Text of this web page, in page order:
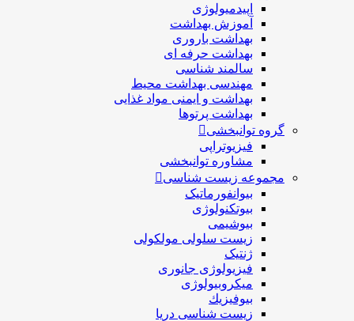
اپیدمیولوژی
آموزش بهداشت
بهداشت باروری
بهداشت حرفه ای
سالمند شناسی
مهندسی بهداشت محيط
بهداشت و ایمنی مواد غذایی
بهداشت پرتوها
گروه توانبخشی
فیزیوتراپی
مشاوره توانبخشی
مجموعه زیست شناسی
بیوانفورماتیک
بیوتکنولوژی
بیوشیمی
زیست سلولی مولکولی
ژنتیک
فیزیولوژی جانوری
میکروبیولوژی
بيوفيزيك
زیست شناسی دریا